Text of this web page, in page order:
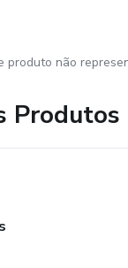
produto não
Produtos